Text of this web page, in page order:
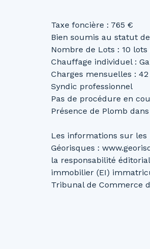
Taxe foncière : 765 €
Bien soumis au statut
Nombre de Lots : 10
Chauffage individuel :
Charges mensuelles :
Syndic professionnel
Pas de procédure en
Présence de Plomb
Les informations sur
Géorisques :
la responsabilité
immobilier (EI)
Tribunal de Commerce